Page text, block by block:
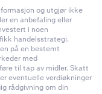
og utgjør ikke
en anbefaling eller
i noen
handelsstrategi.
på en bestemt
med
til tap av midler. Skatt
eventuelle verdiøkninger
rådgivning om din